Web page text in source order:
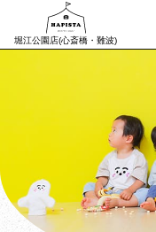
堀江公園店(心斎橋・難波)